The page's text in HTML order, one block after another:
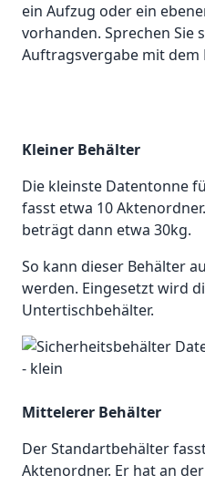
ein Aufzug oder ein
vorhanden. Sprechen Sie
Auftragsvergabe mit dem
Kleiner Behälter
Die kleinste Datentonne
fasst etwa 10
beträgt dann etwa 30kg.
So kann dieser Behälter
werden. Eingesetzt wird
Untertischbehälter.
Mittelerer Behälter
Der Standartbehälter
Aktenordner. Er hat an